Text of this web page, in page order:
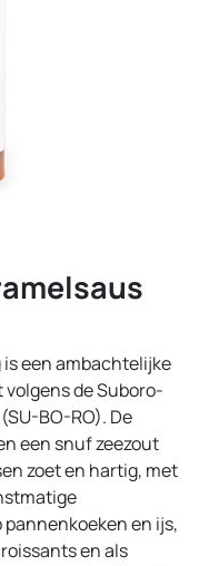
is een ambachtelijke
de Suboro-
BO-RO). De
een snuf zeezout
zoet en hartig, met
en ijs,
en als